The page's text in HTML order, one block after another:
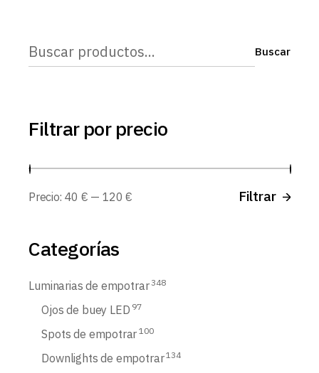
Buscar Buscar
Filtrar por precio
Filtrar
Precio: 40 € — 120 €
Categorías
Luminarias de empotrar 348
Ojos de buey LED 97
Spots de empotrar 100
Downlights de empotrar 134